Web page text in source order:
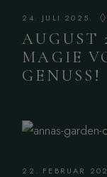
24. JULI 2025.
AUGUST
MAGIE
GENUSS!
22. FEBRUAR